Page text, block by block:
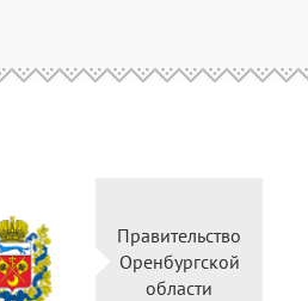
Правительство
Оренбургской
области